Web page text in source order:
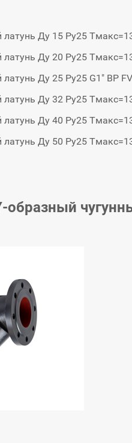
Ду 15 Ру25
Ду 20 Ру25
Ду 25 Ру25 G1" ВР
Ду 32 Ру25
Ду 40 Ру25
Ду 50 Ру25
образный